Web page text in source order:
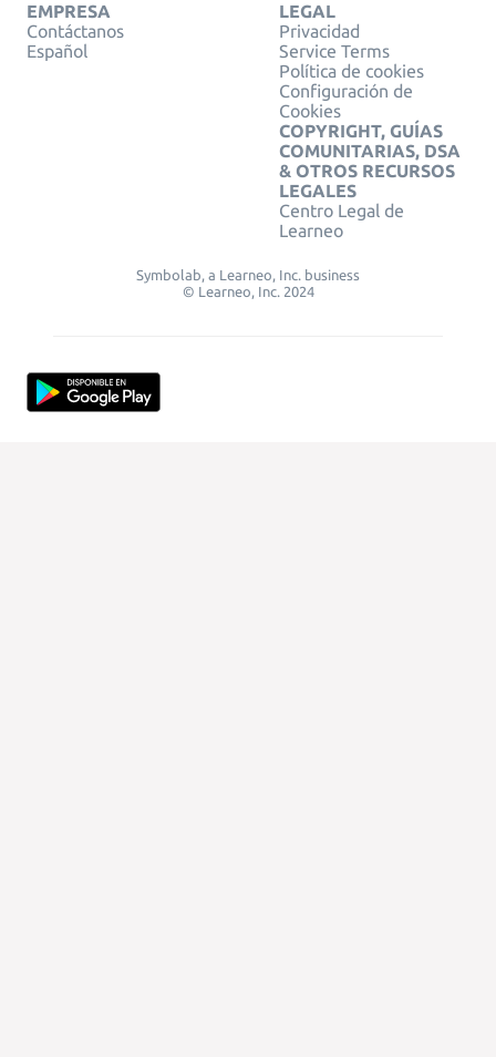
EMPRESA
Contáctanos
Español
LEGAL
Privacidad
Service Terms
Política de cookies
Configuración de
Cookies
COPYRIGHT, GUÍAS
COMUNITARIAS, DSA
& OTROS RECURSOS
LEGALES
Centro Legal de
Learneo
Symbolab, a Learneo, Inc. business
© Learneo, Inc. 2024